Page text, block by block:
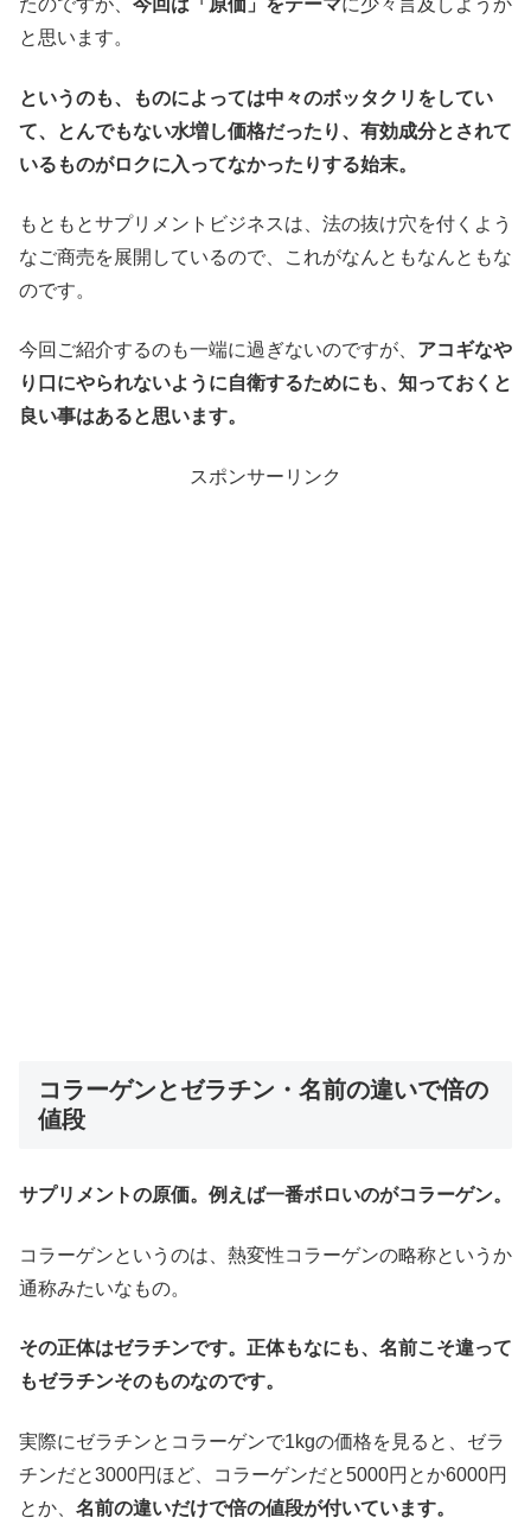
たのですが、 今回は「原価」をテーマに少々言及しようか
と思います。
というのも、ものによっては中々のボッタクリをしてい
て、とんでもない水増し価格だったり、有効成分とされて
いるものがロクに入ってなかったりする始末。
もともとサプリメントビジネスは、法の抜け穴を付くよう
なご商売を展開しているので、これがなんともなんともな
のです。
今回ご紹介するのも一端に過ぎないのですが、 アコギなや
り口にやられないように自衛するためにも、知っておくと
良い事はあると思います。
スポンサーリンク
コラーゲンとゼラチン・名前の違いで倍の
値段
サプリメントの原価。例えば一番ボロいのがコラーゲン。
コラーゲンというのは、熱変性コラーゲンの略称というか
通称みたいなもの。
その正体はゼラチンです。正体もなにも、名前こそ違って
もゼラチンそのものなのです。
実際にゼラチンとコラーゲンで1kgの価格を見ると、ゼラ
チンだと3000円ほど、コラーゲンだと5000円とか6000円
とか、 名前の違いだけで倍の値段が付いています。